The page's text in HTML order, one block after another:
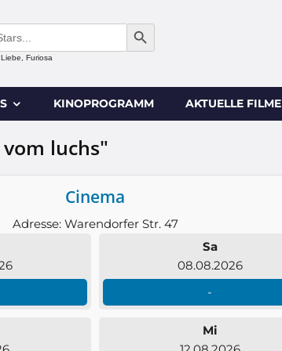
SEARCH BUTTON
Furiosa
KINOPROGRAMM AKTUELLE FILME
luchs"
Cinema
Adresse: Warendorfer Str. 47
Sa
08.08.2026
-
Mi